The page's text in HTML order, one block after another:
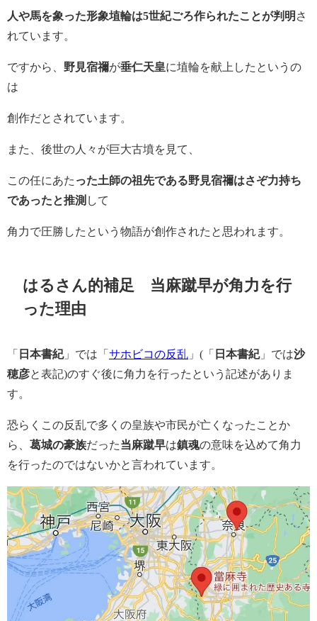
人や馬を象った形象埴輪は5世紀ごろ作られたことが判明 さ
れています。
ですから、 野見宿禰が垂仁天皇に埴輪を献上したというの
は
創作だとされています。
また、後世の人々が巨大古墳を見て、
この任にあた った土師の祖先である野見宿禰はさぞ力持ち
であったと推測 して
角力で圧勝したという物語が創作されたと思われます。
はるさん的補足 当麻蹴早が角力を行
った理由
「 日本書紀」では「 サホビコの反乱 」(「 日本書紀」では沙
穂彦と表記)のすぐ後に角力を行ったという記述がありま
す。
恐らくこの反乱で多くの皇族や市民が亡くなったことか
ら、 葛城の豪族だった当麻蹴早は鎮魂の意味を込めて角力
を行ったのではないかと言われています。